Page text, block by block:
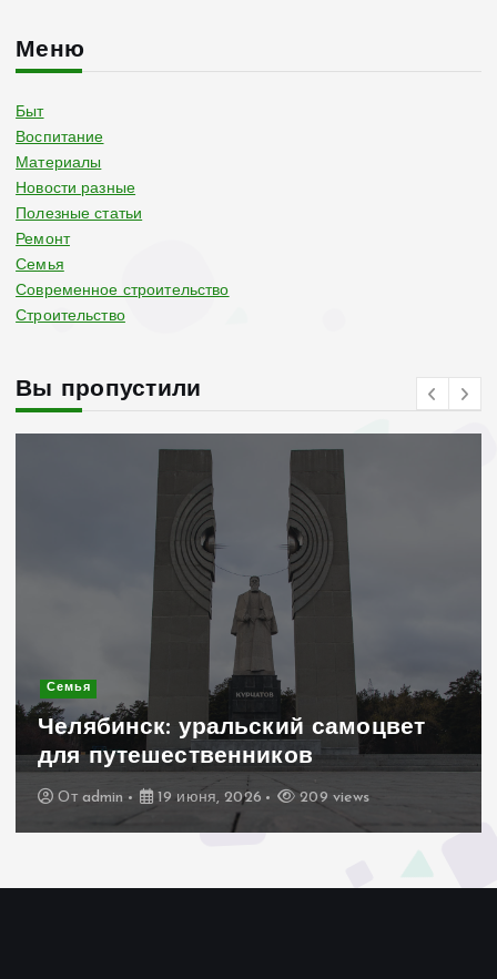
Меню
Быт
Воспитание
Материалы
Новости разные
Полезные статьи
Ремонт
Семья
Современное строительство
Строительство
Вы пропустили
Современное строительство
Керамогранит «под дерево»:
стильное и практичное решение
для дачного домика
От admin 19 июня, 2026 200 views